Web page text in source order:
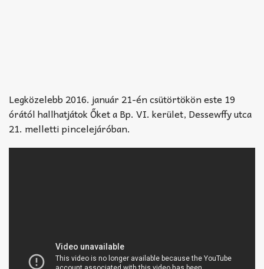
Legközelebb 2016. január 21-én csütörtökön este 19
órától hallhatjátok Őket a Bp. VI. kerület, Dessewffy utca
21. melletti pincelejáróban.